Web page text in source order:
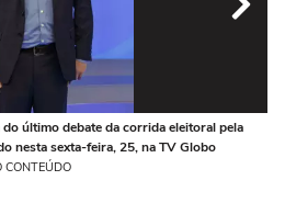
último debate da corrida eleitoral pela
nesta sexta-feira, 25, na TV Globo
CONTEÚDO